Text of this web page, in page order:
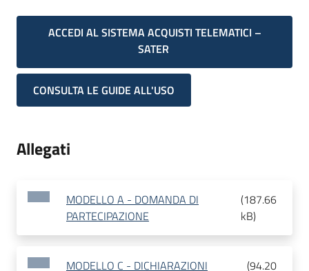
ACCEDI AL SISTEMA ACQUISTI TELEMATICI –
SATER
CONSULTA LE GUIDE ALL'USO
Allegati
MODELLO A - DOMANDA DI
PARTECIPAZIONE
(187.66
kB)
MODELLO C - DICHIARAZIONI (94.20